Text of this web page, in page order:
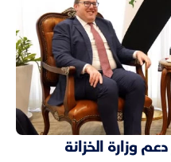
وزارة الخزانة